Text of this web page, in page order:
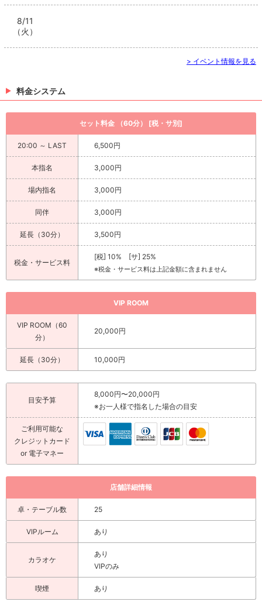
8/11
（火）
> イベント情報を見る
料金システム
セット料金 （60分） [税・サ別]
20:00 ～ LAST 6,500円
本指名 3,000円
場内指名 3,000円
同伴 3,000円
延長（30分） 3,500円
税金・サービス料
[税] 10% [サ] 25%
※税金・サービス料は上記金額に含まれません
VIP ROOM
VIP ROOM（60
分）
20,000円
延長（30分） 10,000円
目安予算
8,000円〜20,000円
※お一人様で指名した場合の目安
ご利用可能な
クレジットカード
or 電子マネー
店舗詳細情報
卓・テーブル数 25
VIPルーム あり
カラオケ
あり
VIPのみ
喫煙 あり